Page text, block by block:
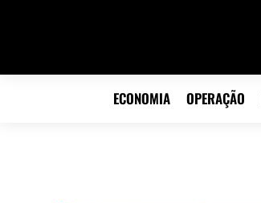
ECONOMIA OPERAÇÃO